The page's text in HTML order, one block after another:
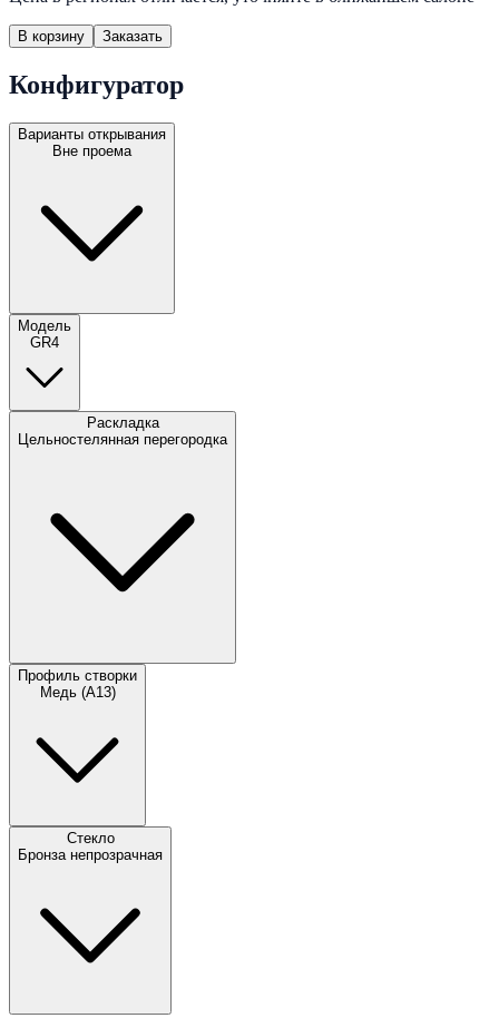
В корзину Заказать
Конфигуратор
Варианты открывания
Вне проема
Модель
GR4
Раскладка
Цельностелянная перегородка
Профиль створки
Медь (А13)
Стекло
Бронза непрозрачная